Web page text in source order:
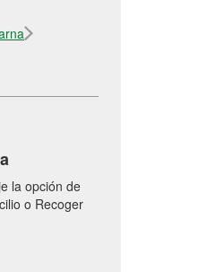
la opción de
o Recoger